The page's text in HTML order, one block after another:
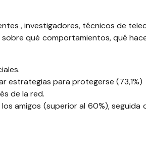
, investigadores, técnicos de
qué comportamientos, qué
estrategias para protegerse (73,1%)
de la red.
amigos (superior al 60%), seguida